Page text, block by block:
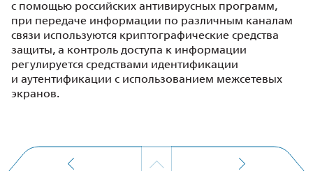
с помощью российских антивирусных программ,
при передаче информации по различным каналам
связи используются криптографические средства
защиты, а контроль доступа к информации
регулируется средствами идентификации
и аутентификации с использованием межсетевых
экранов.